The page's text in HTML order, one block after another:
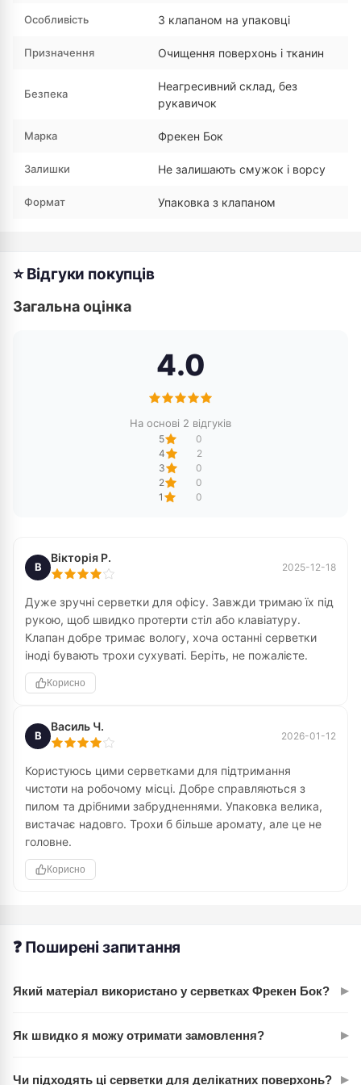
Особливість З клапаном на упаковці
Призначення Очищення поверхонь і тканин
Безпека
Неагресивний склад, без
рукавичок
Марка Фрекен Бок
Залишки Не залишають смужок і ворсу
Формат Упаковка з клапаном
⭐ Відгуки покупців
Загальна оцінка
4.0
На основі 2 відгуків
5
0
4
2
3
0
2
0
1
0
В
Вікторія Р.
2025-12-18
Дуже зручні серветки для офісу. Завжди тримаю їх під
рукою, щоб швидко протерти стіл або клавіатуру.
Клапан добре тримає вологу, хоча останні серветки
іноді бувають трохи сухуваті. Беріть, не пожалієте.
Корисно
В
Василь Ч.
2026-01-12
Користуюсь цими серветками для підтримання
чистоти на робочому місці. Добре справляються з
пилом та дрібними забрудненнями. Упаковка велика,
вистачає надовго. Трохи б більше аромату, але це не
головне.
Корисно
❓ Поширені запитання
Який матеріал використано у серветках Фрекен Бок? ▸
матеріалу, який ефективно вбирає бруд та вологу,
Як швидко я можу отримати замовлення? ▸
Чи підходять ці серветки для делікатних поверхонь? ▸